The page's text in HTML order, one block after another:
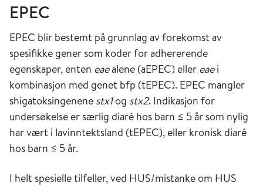
EPEC
EPEC blir bestemt på grunnlag av forekomst av
spesifikke gener som koder for adhererende
egenskaper, enten eaealene (aEPEC) eller eaei
kombinasjon med genet bfp (tEPEC). EPEC mangler
shigatoksingenene stx1og stx2. Indikasjon for
undersøkelse er særlig diaré hos barn ≤ 5 år som nylig
har vært i lavinntektsland (tEPEC), eller kronisk diaré
hos barn ≤ 5 år.
I helt spesielle tilfeller, ved HUS/mistanke om HUS